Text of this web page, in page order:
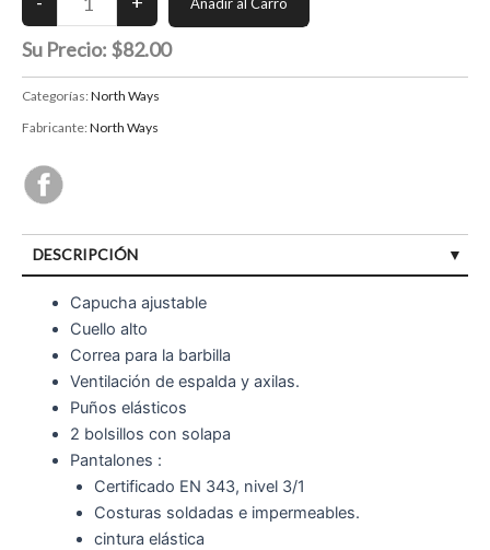
Su Precio: $82.00
Categorías: North Ways
Fabricante: North Ways
DESCRIPCIÓN
Capucha ajustable
Cuello alto
Correa para la barbilla
Ventilación de espalda y axilas.
Puños elásticos
2 bolsillos con solapa
Pantalones :
Certificado EN 343, nivel 3/1
Costuras soldadas e impermeables.
cintura elástica